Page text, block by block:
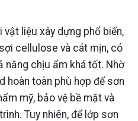
liệu xây dựng phổ biến,
cellulose và cát mịn, có
năng chịu ẩm khá tốt. Nhờ
hoàn toàn phù hợp để sơn
mỹ, bảo vệ bề mặt và
Tuy nhiên, để lớp sơn